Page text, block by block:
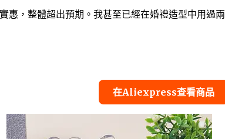
惠，整體超出預期。我甚至已經在婚禮造型中用過兩
在Aliexpress查看商品